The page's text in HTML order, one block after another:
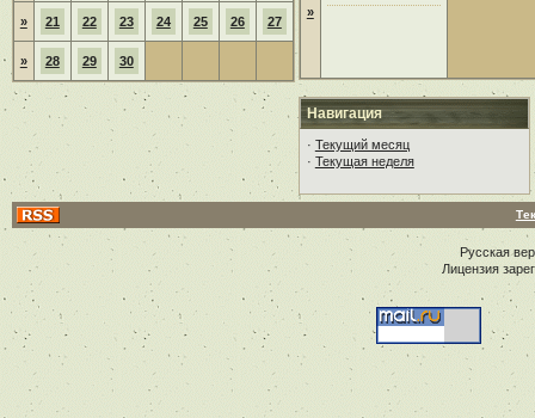
» 21 22 23 24 25 26 27
» 28 29 30
»
Навигация
· Текущий месяц
· Текущая неделя
Русская
Лицензия